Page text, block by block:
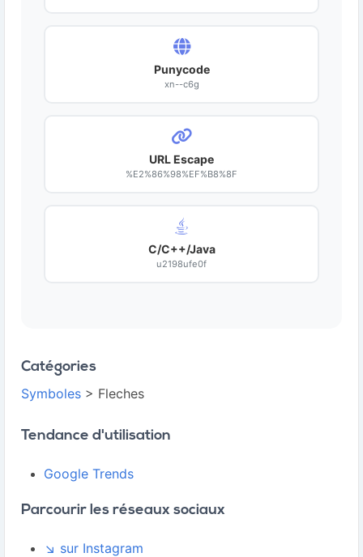
Punycode
xn--c6g
URL Escape
%E2%86%98%EF%B8%8F
C/C++/Java
u2198ufe0f
Catégories
Symboles > Fleches
Tendance d'utilisation
Google Trends
Parcourir les réseaux sociaux
↘️ sur Instagram